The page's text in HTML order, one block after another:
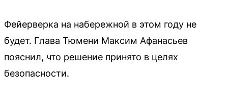
Фейерверка на набережной в этом году не
будет. Глава Тюмени Максим Афанасьев
пояснил, что решение принято в целях
безопасности.